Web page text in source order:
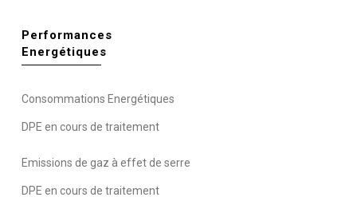
Performances
Energétiques
Consommations Energétiques
DPE en cours de traitement
Emissions de gaz à effet de serre
DPE en cours de traitement